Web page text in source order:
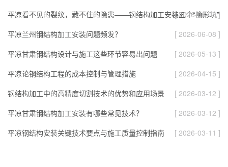
平凉看不见的裂纹，藏不住的隐患——钢结构加工安装五个“隐形坑”
[ 2026-06-08 ]
平凉兰州钢结构加工安装问题频发？
[ 2026-06-08 ]
平凉甘肃钢结构设计与施工这些环节容易出问题
[ 2026-05-13 ]
平凉论钢结构工程的成本控制与管理措施
[ 2026-04-15 ]
钢结构加工中的高精度切割技术的优势和应用场景
[ 2026-03-12 ]
平凉甘肃钢结构加工安装有哪些常见技术？
[ 2026-03-12 ]
平凉钢结构安装关键技术要点与施工质量控制指南
[ 2026-03-11 ]